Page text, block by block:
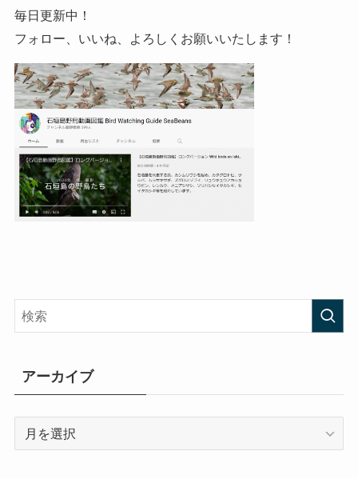
毎日更新中！
フォロー、いいね、よろしくお願いいたします！
アーカイブ